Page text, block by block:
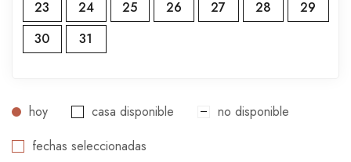
23 24 25 26 27 28
29
30
31
hoy casa disponible
no disponible
fechas seleccionadas